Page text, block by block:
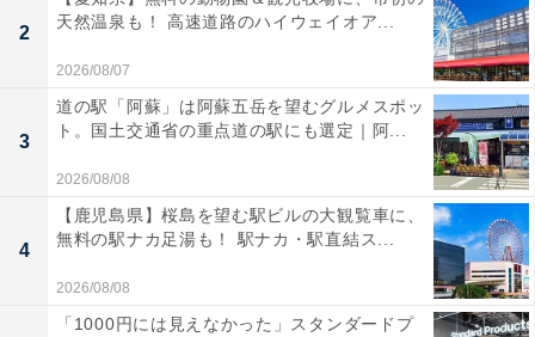
2
天然温泉も！ 高速道路のハイウェイオア...
2026/08/07
3
道の駅「阿蘇」は阿蘇五岳を望むグルメスポッ
ト。国土交通省の重点道の駅にも選定｜阿...
2026/08/08
4
【鹿児島県】桜島を望む駅ビルの大観覧車に、
無料の駅ナカ足湯も！ 駅ナカ・駅直結ス...
2026/08/08
「1000円には見えなかった」スタンダードプ